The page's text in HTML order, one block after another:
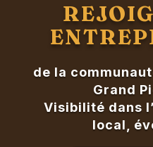
de la
Grand
Visibilité dans
local,